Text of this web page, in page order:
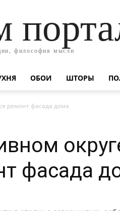
философия мысли
ОБОИ ШТОРЫ
ремонт фасада дома
фасада